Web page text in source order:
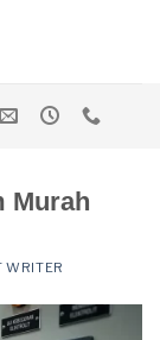
Murah
WRITER